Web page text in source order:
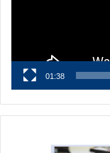
01:38